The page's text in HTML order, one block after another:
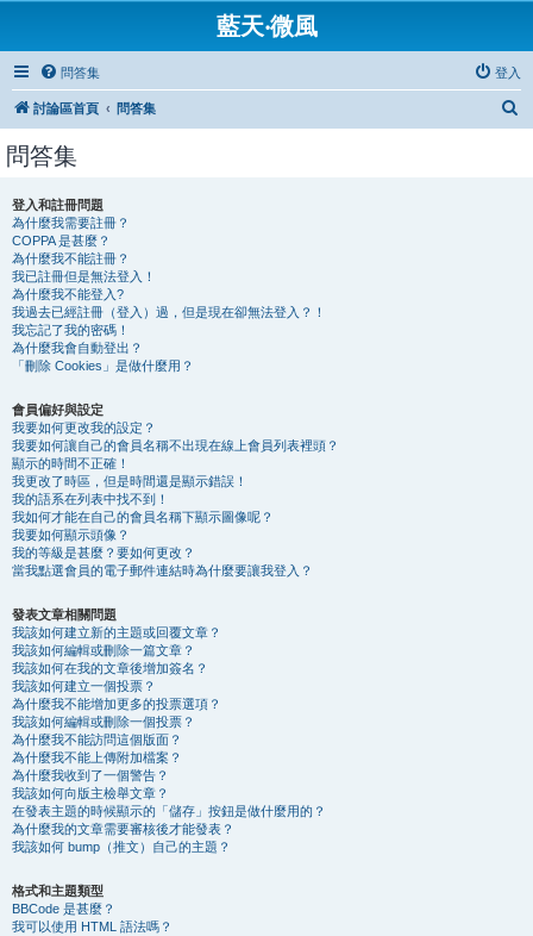
藍天‧微風
問答集 登入
討論區首頁 問答集
問答集
登入和註冊問題
為什麼我需要註冊？
COPPA 是甚麼？
為什麼我不能註冊？
我已註冊但是無法登入！
為什麼我不能登入?
我過去已經註冊（登入）過，但是現在卻無法登入？！
我忘記了我的密碼！
為什麼我會自動登出？
「刪除 Cookies」是做什麼用？
會員偏好與設定
我要如何更改我的設定？
我要如何讓自己的會員名稱不出現在線上會員列表裡頭？
顯示的時間不正確！
我更改了時區，但是時間還是顯示錯誤！
我的語系在列表中找不到！
我如何才能在自己的會員名稱下顯示圖像呢？
我要如何顯示頭像？
我的等級是甚麼？要如何更改？
當我點選會員的電子郵件連結時為什麼要讓我登入？
發表文章相關問題
我該如何建立新的主題或回覆文章？
我該如何編輯或刪除一篇文章？
我該如何在我的文章後增加簽名？
我該如何建立一個投票？
為什麼我不能增加更多的投票選項？
我該如何編輯或刪除一個投票？
為什麼我不能訪問這個版面？
為什麼我不能上傳附加檔案？
為什麼我收到了一個警告？
我該如何向版主檢舉文章？
在發表主題的時候顯示的「儲存」按鈕是做什麼用的？
為什麼我的文章需要審核後才能發表？
我該如何 bump（推文）自己的主題？
格式和主題類型
BBCode 是甚麼？
我可以使用 HTML 語法嗎？